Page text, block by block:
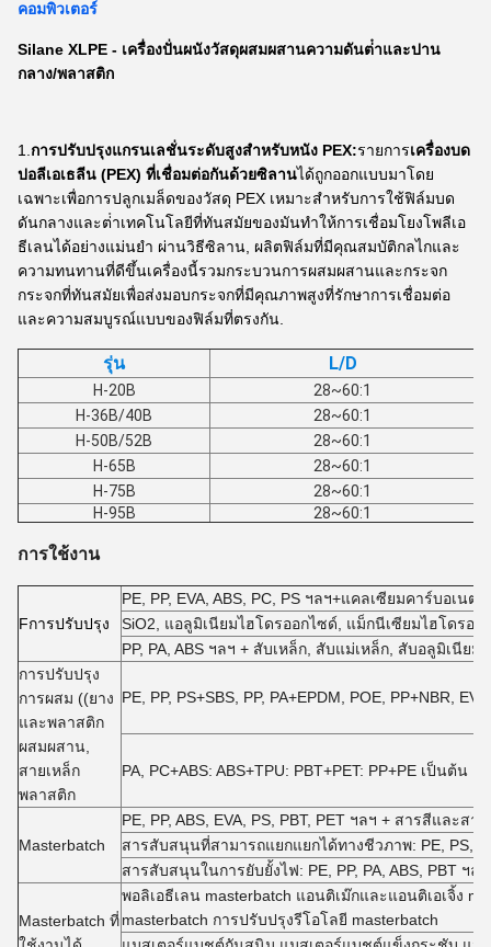
คอมพิวเตอร์
Silane XLPE - เครื่องปั่นผนังวัสดุผสมผสานความดันต่ําและปาน
กลาง/พลาสติก
1. การปรับปรุงแกรนเลชั่นระดับสูงสําหรับหนัง PEX:รายการเครื่องบด
ปอลีเอเธลีน (PEX) ที่เชื่อมต่อกันด้วยซิลานได้ถูกออกแบบมาโดย
เฉพาะเพื่อการปลูกเมล็ดของวัสดุ PEX เหมาะสําหรับการใช้ฟิล์มบด
ดันกลางและต่ําเทคโนโลยีที่ทันสมัยของมันทําให้การเชื่อมโยงโพลีเอ
ธีเลนได้อย่างแม่นยํา ผ่านวิธีซิลาน, ผลิตฟิล์มที่มีคุณสมบัติกลไกและ
ความทนทานที่ดีขึ้นเครื่องนี้รวมกระบวนการผสมผสานและกระจก
กระจกที่ทันสมัยเพื่อส่งมอบกระจกที่มีคุณภาพสูงที่รักษาการเชื่อมต่อ
และความสมบูรณ์แบบของฟิล์มที่ตรงกัน.
รุ่น L/D
H-20B
28~60:1
H-36B/40B
28~60:1
H-50B/52B
28~60:1
H-65B
28~60:1
H-75B
28~60:1
H-95B
28~60:1
การใช้งาน
Fการปรับปรุง
PE, PP, EVA, ABS, PC, PS ฯลฯ+แคลเซียมคาร์บอเนต
SiO2, แอลูมิเนียมไฮโดรออกไซด์, แม็กนีเซียมไฮโดรอ
PP, PA, ABS ฯลฯ + สับเหล็ก, สับแม่เหล็ก, สับอลูมิเนีย
การปรับปรุง
การผสม ((ยาง
และพลาสติก
ผสมผสาน,
สายเหล็ก
พลาสติก
PE, PP, PS+SBS, PP, PA+EPDM, POE, PP+NBR,
PA, PC+ABS: ABS+TPU: PBT+PET: PP+PE เป็นต้น
Masterbatch
PE, PP, ABS, EVA, PS, PBT, PET ฯลฯ + สารสีและสา
สารสับสนุนที่สามารถแยกแยกได้ทางชีวภาพ: PE, PS,
สารสับสนุนในการยับยั้งไฟ: PE, PP, PA, ABS, PBT ฯ
Masterbatch ที่
พอลิเอธีเลน masterbatch แอนติเม๊กและแอนติเอเจิ้ง
masterbatch การปรับปรุงรีโอโลยี masterbatch